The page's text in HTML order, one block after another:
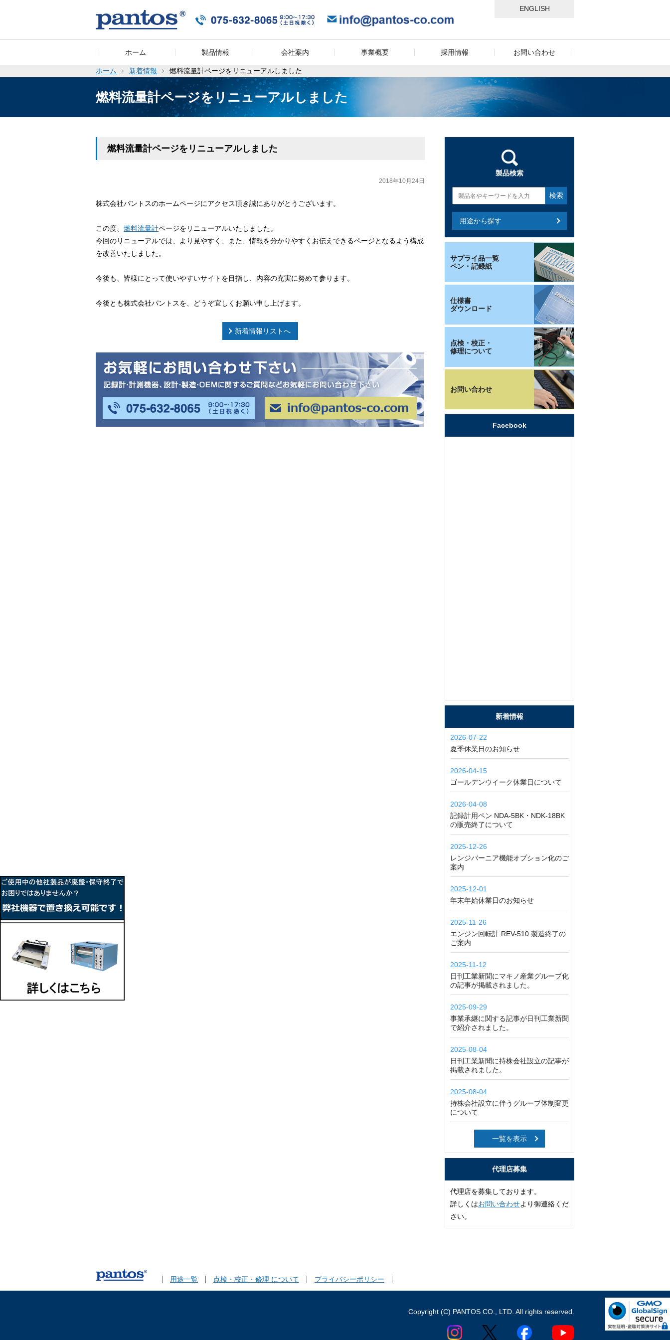
ENGLISH
ホーム 製品情報 会社案内 事業概要 採用情報 お問い合わせ
燃料流量計ページをリニューアルしました
ホーム 新着情報 燃料流量計ページをリニューアルしました
燃料流量計ページをリニューアルしました
2018年10月24日
株式会社パントスのホームページにアクセス頂き誠にありがとうございます。
この度、 燃料流量計ページをリニューアルいたしました。
今回のリニューアルでは、より見やすく、また、情報を分かりやすくお伝えできるページとなるよう構成
を改善いたしました。
今後も、皆様にとって使いやすいサイトを目指し、内容の充実に努めて参ります。
今後とも株式会社パントスを、どうぞ宜しくお願い申し上げます。
新着情報リストへ
製品検索
用途から探す
サプライ品一覧
ペン・記録紙
仕様書
ダウンロード
点検・校正・
修理について
お問い合わせ
Facebook
新着情報
2026-07-22
夏季休業日のお知らせ
2026-04-15
ゴールデンウイーク休業日について
2026-04-08
記録計用ペン NDA-5BK・NDK-18BK
の販売終了について
2025-12-26
レンジバーニア機能オプション化のご
案内
2025-12-01
年末年始休業日のお知らせ
2025-11-26
エンジン回転計 REV-510 製造終了の
ご案内
2025-11-12
日刊工業新聞にマキノ産業グループ化
の記事が掲載されました。
2025-09-29
事業承継に関する記事が日刊工業新聞
で紹介されました。
2025-08-04
日刊工業新聞に持株会社設立の記事が
掲載されました。
2025-08-04
持株会社設立に伴うグループ体制変更
について
一覧を表示
代理店募集
代理店を募集しております。
詳しくはお問い合わせより御連絡くだ
さい。
用途一覧 点検・校正・修理 について プライバシーポリシー
Copyright (C) PANTOS CO., LTD. All rights reserved.